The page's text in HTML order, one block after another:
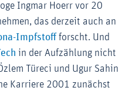
Ingmar Hoerr vor 20
das derzeit auch an
Impfstoff forscht. Und
Externer-Link (Öffnet im
in der Aufzählung nicht
Türeci und Ugur Sahin
Karriere 2001 zunächst